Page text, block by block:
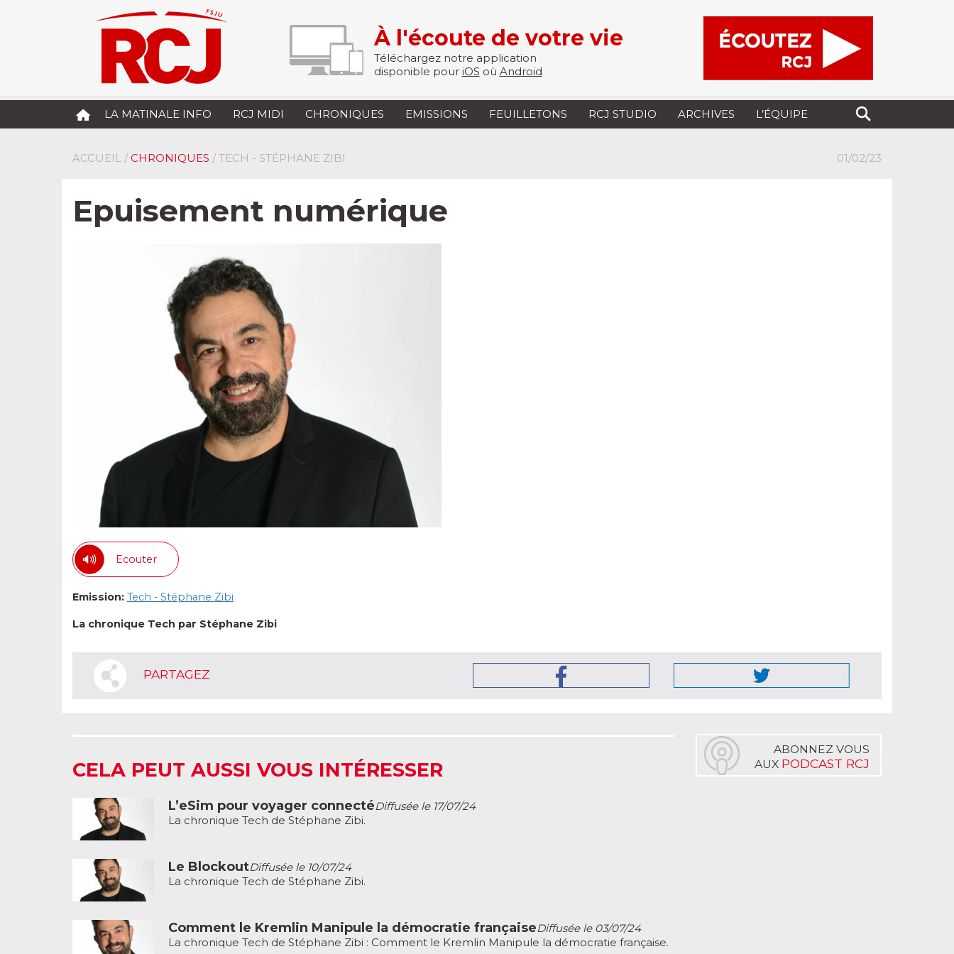
À l'écoute de votre vie
Téléchargez notre application
disponible pour iOS où Android
LA MATINALE INFO RCJ MIDI CHRONIQUES EMISSIONS FEUILLETONS RCJ STUDIO ARCHIVES L’ÉQUIPE
ACCUEIL / CHRONIQUES / TECH - STÉPHANE ZIBI 01/02/23
Epuisement numérique
Ecouter
Emission: Tech - Stéphane Zibi
La chronique Tech par Stéphane Zibi
PARTAGEZ
CELA PEUT AUSSI VOUS INTÉRESSER
L’eSim pour voyager connectéDiffusée le 17/07/24
La chronique Tech de Stéphane Zibi.
Le BlockoutDiffusée le 10/07/24
La chronique Tech de Stéphane Zibi.
Comment le Kremlin Manipule la démocratie françaiseDiffusée le 03/07/24
La chronique Tech de Stéphane Zibi : Comment le Kremlin Manipule la démocratie française.
ABONNEZ VOUS
AUX PODCAST RCJ